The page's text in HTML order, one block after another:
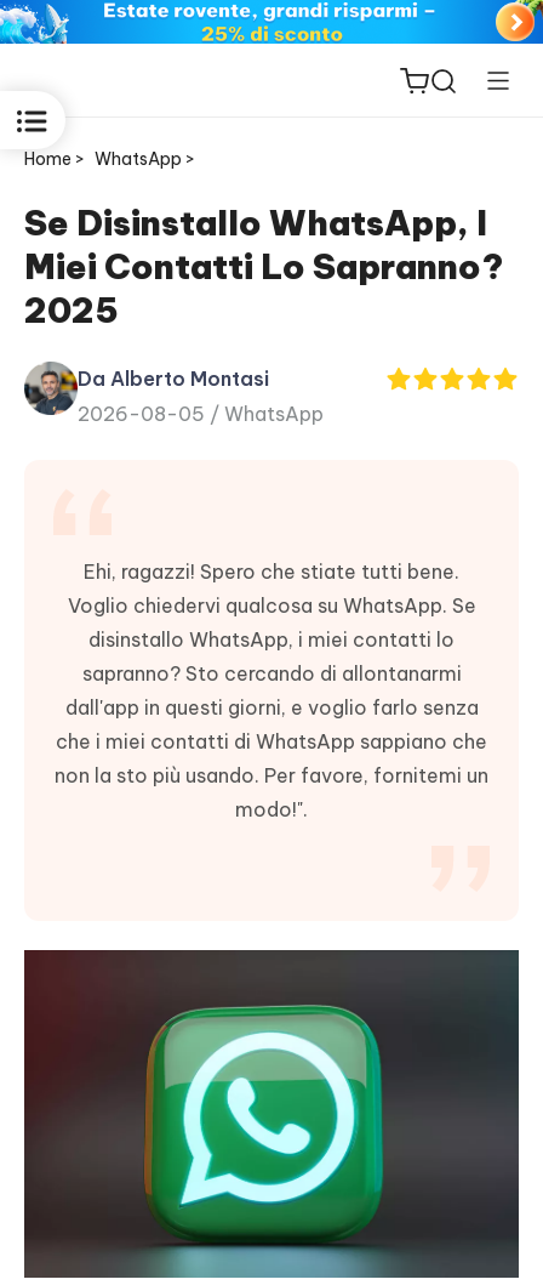
ReiBoot
for iOS
PDNob
PDF
New
Home > WhatsApp >
Se Disinstallo WhatsApp, I
Miei Contatti Lo Sapranno?
2025
Da Alberto Montasi
2026-08-05 / WhatsApp
Ehi, ragazzi! Spero che stiate tutti bene.
Voglio chiedervi qualcosa su WhatsApp. Se
disinstallo WhatsApp, i miei contatti lo
sapranno? Sto cercando di allontanarmi
dall'app in questi giorni, e voglio farlo senza
che i miei contatti di WhatsApp sappiano che
non la sto più usando. Per favore, fornitemi un
modo!".